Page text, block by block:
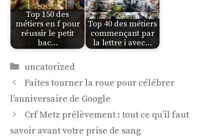
Top 150 des
métiers en f pour
réussir le petit
bac…
Top 40 des métiers
commençant par
la lettre i avec…
Catégories
uncatorized
Faites tourner la roue pour célébrer
l’anniversaire de Google
Crf Metz prélèvement : tout ce qu’il faut
savoir avant votre prise de sang